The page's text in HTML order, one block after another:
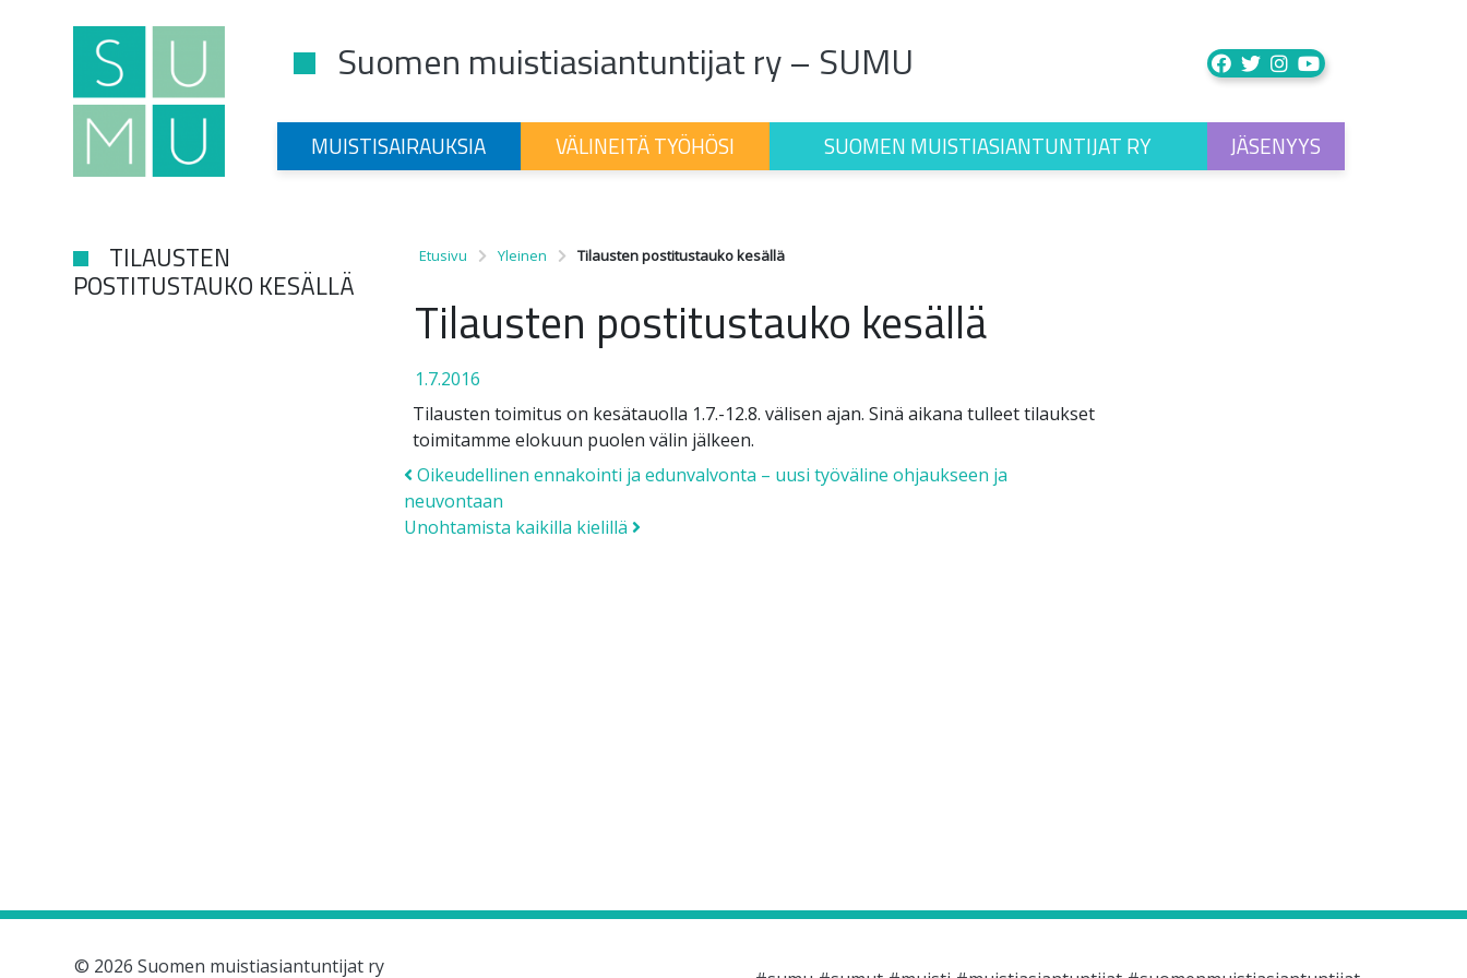
Main Navigation
Suomen muistiasiantuntijat ry – SUMU
MUISTISAIRAUKSIA VÄLINEITÄ TYÖHÖSI SUOMEN MUISTIASIANTUNTIJAT RY JÄSENYYS
TILAUSTEN
POSTITUSTAUKO KESÄLLÄ
Etusivu Yleinen Tilausten postitustauko kesällä
Tilausten postitustauko kesällä
1.7.2016
Tilausten toimitus on kesätauolla 1.7.-12.8. välisen ajan. Sinä aikana tulleet tilaukset
toimitamme elokuun puolen välin jälkeen.
Post navigation
Oikeudellinen ennakointi ja edunvalvonta – uusi työväline ohjaukseen ja
neuvontaan
Unohtamista kaikilla kielillä
© 2026 Suomen muistiasiantuntijat ry